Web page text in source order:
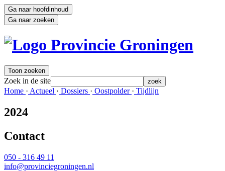
Ga naar hoofdinhoud
Ga naar zoeken
Toon zoeken
Zoek in de site zoek
Home · Actueel · Dossiers · Oostpolder · Tijdlijn
2024
Contact
050 - 316 49 11
info@provinciegroningen.nl